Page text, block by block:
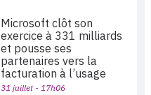
Microsoft clôt son
exercice à 331 milliards
et pousse ses
partenaires vers la
facturation à l’usage
31 juillet - 17h06